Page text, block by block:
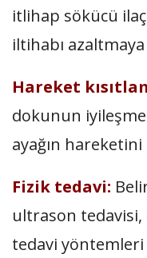
itlihap sökücü
iltihabı
Hareket
dokunun
ayağın hareketini
Fizik tedavi:
ultrason
tedavi